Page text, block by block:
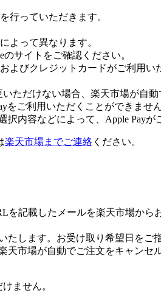
行っていただきます。
よって異なります。
のサイトをご確認ください。
よびクレジットカードがご利用
ただけない場合、楽天市場が自動
をご利用いただくことができません
内容などによって、Apple Payが
楽天市場までご連絡 ください。
を記載したメールを楽天市場から
たします。お受け取り希望日をご
天市場が自動でご注文をキャンセ
ません。